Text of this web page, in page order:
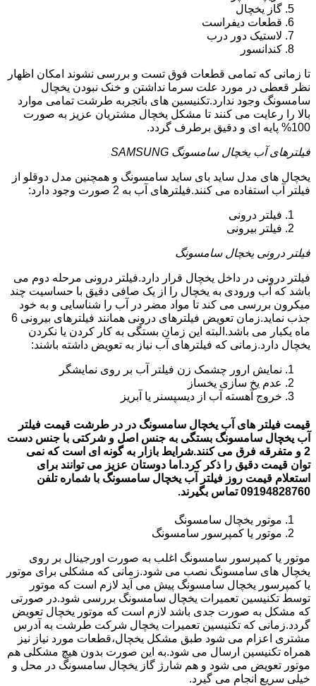
گاز یخچال
قطعات دیفراست
لاستیک دور درب
کندانسور
تا زمانی که تمامی قطعات فوق تست و بررسی نشوند امکان اظهار
نظر قعطی در مورد علت سرما نداشتن و خنک نبودن یخچال
سامسونگ وجود ندارد.تکنیسین های باتجربه طرشت تمامی موارد
بالا را رعایت می کنند تا مشکل یخچال مشتریان عزیز به صورت
100% پایه ای و دقیق برطرف گردد.
فیلترهای آب یخچال سامسونگ SAMSUNG
یخچال های مدل ساید بای ساید سامسونگ و همچنین مدل دوقلو از
فیلتر آب استفاده می کنند.فیلترهای آب به 2 صورت وجود دارد:
فیلتر درونی
فیلتر بیرونی
فیلتر درونی یخچال سامسونگ
فیلتر درونی در داخل یخچال قرار دارد.فیلتر درونی مرحله دوم می
باشد که آب ورودی به یخچال را از یک صافی دقیق با حساسیت چند
میکرون بررسی می کند تا مواد مضر در آب را شناسایی و به خود
جذب نماید.زمان تعویض فیلترهای درونی همانند فیلترهای بیرونی 6
ماه یکبار می باشد.البته این زمان بستگی به کار کردن یا نکردن
یخچال دارد.زمانی که فیلترهای آب نیاز به تعویض داشته باشند:
نمایش ارور چشمک زن فیلتر آب بر روی نمایشگر
عدم یخ سازی یخساز
خروج آهسته آب از دیسپسنر یا آبریز
قیمت فیلتر های آب یخچال سامسونگ در در طرشت قیمت فیلتر
آب یخچال سامسونگ بستگی به جنس اصل و شرکتی با جنس دست
2 و متفرقه فرق می کنند.شرایط بازار به گونه ای است که نمی
توان قیمت دقیق را ذکر کرد.اما دوستان عزیز می توانند برای
استعلام قیمت روز فیلتر آب یخچال سامسونگ با شماره تلفن
09194828760 تماس بگیرند.
موتور یخچال سامسونگ
موتور یا کمپرسور سامسونگ
موتور یا کمپرسور سامسونگ اغلب به صورت اورجینال بر روی
یخچال های سامسونگ نصب می شود.زمانی که مشکلی برای موتور
یا کمپرسور یخچال سامسونگ پیش می آید لازم است که موتور
توسط تکنیسین تعمیرات یخچال سامسونگ بررسی شود.در صورتی
که مشکل به صورت جدی باشد لازم است که موتور یخچال تعویض
گردد.زمانی که تکنیسین تعمیرات یخچال شرکت طرشت به آدرس
مشتری اعزام می شود طبق مشکل یخچال،قطعات مورد نیاز نیز
همراه تکنیسین ارسال می شود.به این صورت بدون هیچ مشکلی هم
موتور تعویض می شود و هم شارژ گاز یخچال سامسونگ در محل و
خیلی سریع انجام می گیرد.